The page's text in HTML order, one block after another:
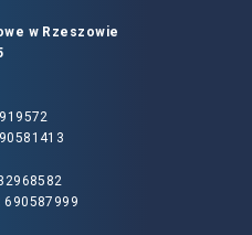
w Rzeszowie
690587999